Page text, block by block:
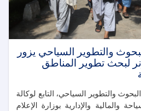
والتطوير السياحي يزور
لبحث تطوير المناطق
والتطوير السياحي، التابع لوكالة
والمالية والإدارية بوزارة الإعلام